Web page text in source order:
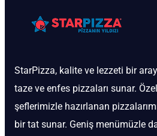
StarPizza, kalite ve lezzeti bir
taze ve enfes pizzaları sunar.
şeflerimizle hazırlanan
bir tat sunar. Geniş menümüzle